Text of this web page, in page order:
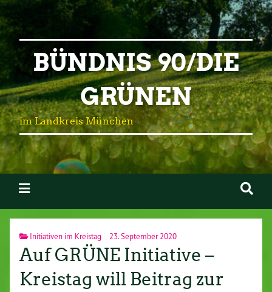
BÜNDNIS 90/DIE
GRÜNEN
im Landkreis München
Initiativen im Kreistag 23. September 2020
Auf GRÜNE Initiative –
Kreistag will Beitrag zur